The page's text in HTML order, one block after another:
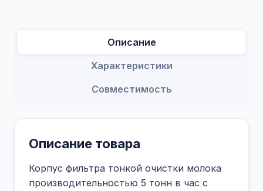
Описание
Характеристики
Совместимость
Описание товара
Корпус фильтра тонкой очистки молока
производительностью 5 тонн в час с